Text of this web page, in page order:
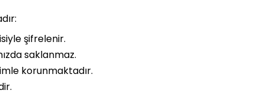
şifrelenir.
saklanmaz.
korunmaktadır.